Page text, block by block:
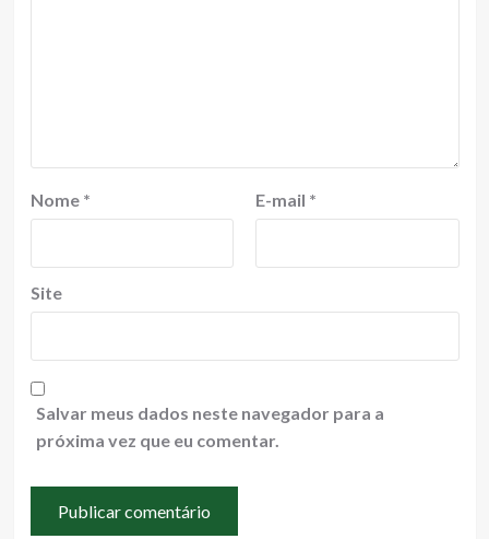
Nome * E-mail *
Site
Salvar meus dados neste navegador para a
próxima vez que eu comentar.